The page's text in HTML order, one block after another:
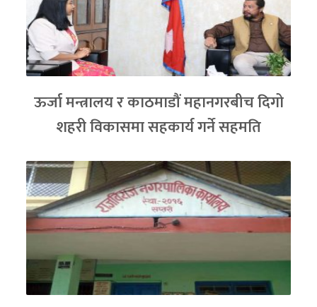
ऊर्जा मन्त्रालय र काठमाडौं महानगरबीच दिगो
शहरी विकासमा सहकार्य गर्ने सहमति